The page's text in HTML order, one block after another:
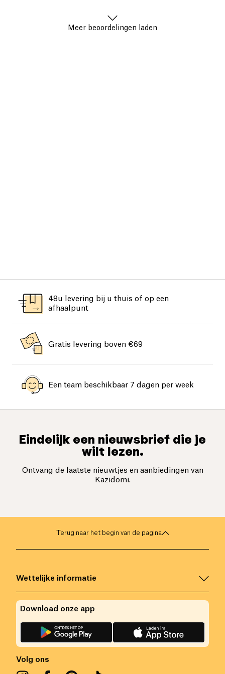
Meer beoordelingen laden
48u levering bij u thuis of op een
afhaalpunt
Gratis levering boven €69
Een team beschikbaar 7 dagen per week
Eindelijk een nieuwsbrief die je
wilt lezen.
Ontvang de laatste nieuwtjes en aanbiedingen van
Kazidomi.
Terug naar het begin van de pagina
Wettelijke informatie
Volg ons
Download onze app